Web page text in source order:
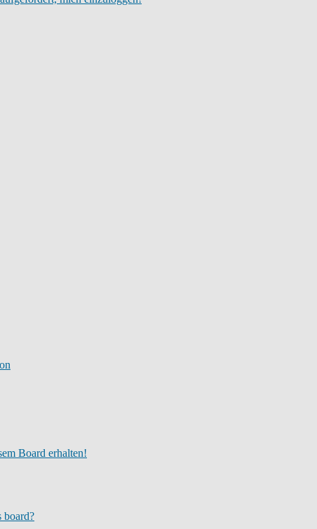
Board erhalten!
board?